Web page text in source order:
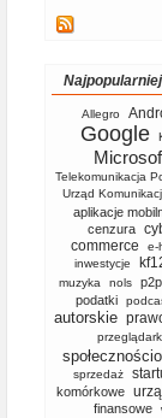
Allegro
Google
Telekomunikacja
Urząd
aplikacje
cenzura
commerce
e-
inwestycje
muzyka nols p2p
podatki
autorskie
sprzedaż
komórkowe
finansowe